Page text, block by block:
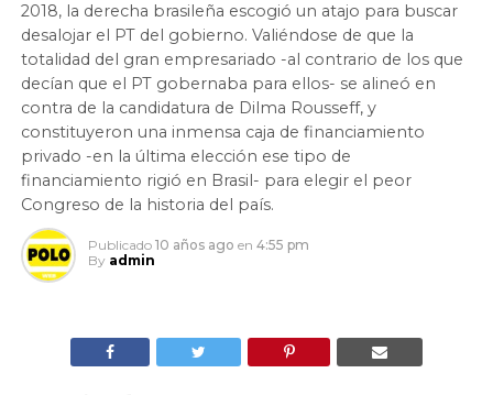
2018, la derecha brasileña escogió un atajo para buscar
desalojar el PT del gobierno. Valiéndose de que la
totalidad del gran empresariado -al contrario de los que
decían que el PT gobernaba para ellos- se alineó en
contra de la candidatura de Dilma Rousseff, y
constituyeron una inmensa caja de financiamiento
privado -en la última elección ese tipo de
financiamiento rigió en Brasil- para elegir el peor
Congreso de la historia del país.
Publicado 10 años ago en 4:55 pm
By admin